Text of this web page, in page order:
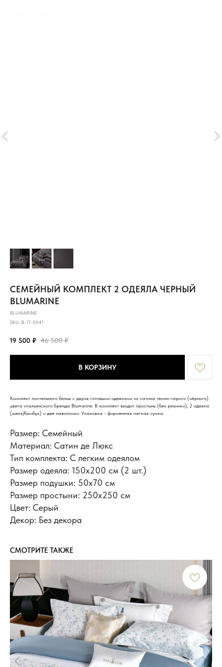
СЕМЕЙНЫЙ КОМПЛЕКТ 2 ОДЕЯЛА ЧЕРНЫЙ
BLUMARINE
BLUMARINE
SKU: B-17-0041
19 500 ₽ 46 500 ₽
В КОРЗИНУ
Комплект постельного белья с двумя готовыми одеялами из сатина темно-серого (чёрного)
цвета итальянского бренда Blumarine. В комплект входит простынь (без резинки), 2 одеяла
(шелк/бамбук) и две наволочки. Упаковка - фирменная мягкая сумка.
Размер: Семейный
Материал: Сатин де Люкс
Тип комплекта: С легким одеялом
Размер одеяла: 150x200 см (2 шт.)
Размер подушки: 50x70 см
Размер простыни: 250х250 см
Цвет: Серый
Декор: Без декора
СМОТРИТЕ ТАКЖЕ
Доставка и оплата
Обмен и возврат
Новости и акции
ИНФОРМАЦИЯ